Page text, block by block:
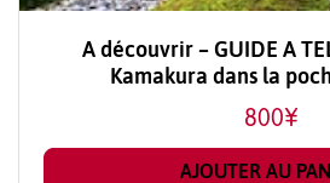
A découvrir – GUIDE A
Kamakura dans la
800¥
AJOUTER AU